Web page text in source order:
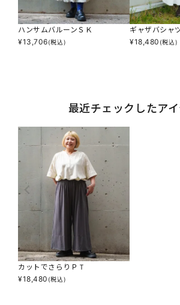
ハンサムバルーンＳＫ
¥13,706(税込)
ギャザバシャ
¥18,480 (税込)
最近チェックしたア
カットでさらりＰＴ
¥18,480 (税込)